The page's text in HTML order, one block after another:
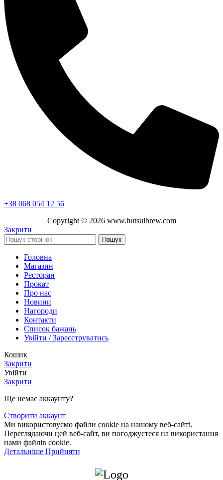
+38 068 054 12 56
Copyright © 2026www.hutsulbrew.com
Закрити
Пошук
Головна
Магазин
Ресторан
Прокат
Про нас
Новини
Нагороди
Контакти
Список бажань
Увійти / Зареєструватись
Кошик
Закрити
Увійти
Закрити
Ще немає аккаунту?
Створити аккаунт
Ми використовуємо файли cookie на нашому веб-сайті.
Переглядаючи цей веб-сайт, ви погоджуєтеся на використання
нами файлів cookie.
Детальніше Детальніше
Прийняти